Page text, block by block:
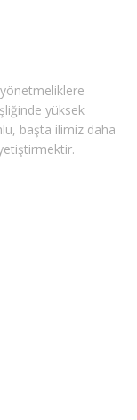
yönetmeliklere
yüksek
başta ilimiz daha